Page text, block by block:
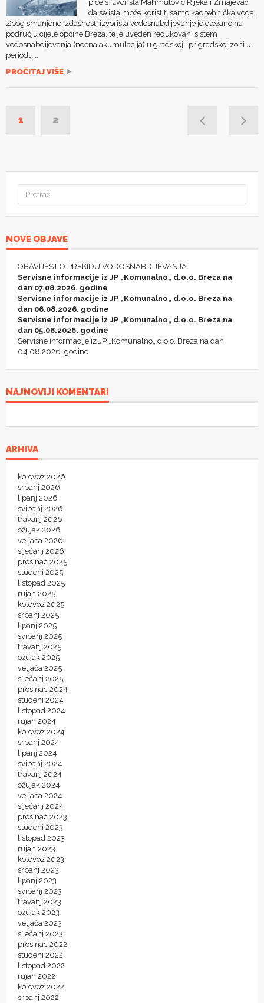
piće s izvorišta Mahmutović Rijeka i Zmajevac
da se ista može koristiti samo kao tehnička voda.
Zbog smanjene izdašnosti izvorišta vodosnabdijevanje je otežano na
području cijele općine Breza, te je uveden redukovani sistem
vodosnabdijevanja (noćna akumulacija) u gradskoj i prigradskoj zoni u
periodu...
PROČITAJ VIŠE
1 2
NOVE OBJAVE
OBAVIJEST O PREKIDU VODOSNABDIJEVANJA
Servisne informacije iz JP „Komunalno„ d.o.o. Breza na
dan 07.08.2026. godine
Servisne informacije iz JP „Komunalno„ d.o.o. Breza na
dan 06.08.2026. godine
Servisne informacije iz JP „Komunalno„ d.o.o. Breza na
dan 05.08.2026. godine
Servisne informacije iz JP „Komunalno„ d.o.o. Breza na dan
04.08.2026. godine
NAJNOVIJI KOMENTARI
ARHIVA
kolovoz 2026
srpanj 2026
lipanj 2026
svibanj 2026
travanj 2026
ožujak 2026
veljača 2026
siječanj 2026
prosinac 2025
studeni 2025
listopad 2025
rujan 2025
kolovoz 2025
srpanj 2025
lipanj 2025
svibanj 2025
travanj 2025
ožujak 2025
veljača 2025
siječanj 2025
prosinac 2024
studeni 2024
listopad 2024
rujan 2024
kolovoz 2024
srpanj 2024
lipanj 2024
svibanj 2024
travanj 2024
ožujak 2024
veljača 2024
siječanj 2024
prosinac 2023
studeni 2023
listopad 2023
rujan 2023
kolovoz 2023
srpanj 2023
lipanj 2023
svibanj 2023
travanj 2023
ožujak 2023
veljača 2023
siječanj 2023
prosinac 2022
studeni 2022
listopad 2022
rujan 2022
kolovoz 2022
srpanj 2022